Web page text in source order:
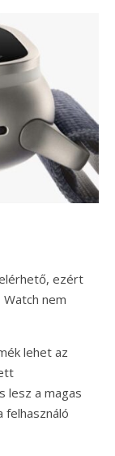
ezért
nem
lehet az
lesz a magas